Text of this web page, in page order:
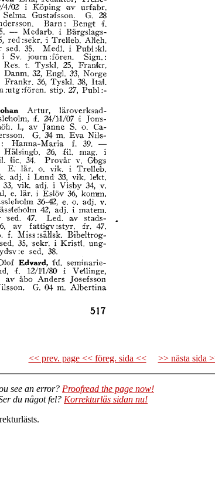
<< prev. page << föreg. sida << >> nästa sida
see an error? Proofread the page now!
du något fel? Korrekturläs sidan nu!